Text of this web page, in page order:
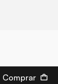
Comprar